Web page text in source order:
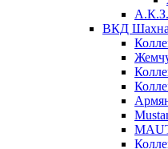
А.К.З.
ВКД